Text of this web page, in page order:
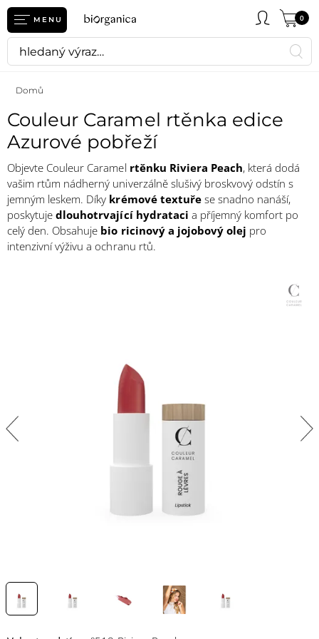
MENU 0
Domů
Couleur Caramel rtěnka edice
Azurové pobřeží
Objevte Couleur Caramel rtěnku Riviera Peach, která dodá
vašim rtům nádherný univerzálně slušivý broskvový odstín s
jemným leskem. Díky krémové textuře se snadno nanáší,
poskytuje dlouhotrvající hydrataci a příjemný komfort po
celý den. Obsahuje bio ricinový a jojobový olej pro
intenzivní výživu a ochranu rtů.